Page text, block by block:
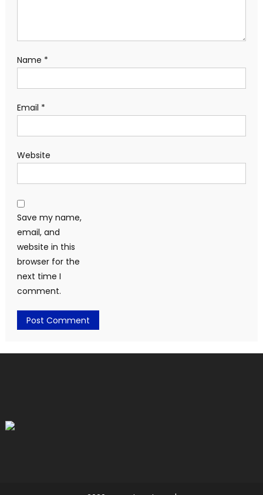
Name *
Email *
Website
Save my name,
email, and
website in this
browser for the
next time I
comment.